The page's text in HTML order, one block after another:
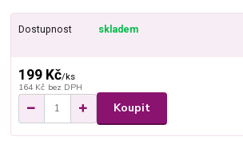
Dostupnost skladem
199 Kč/ks
164 Kč bez DPH
Koupit